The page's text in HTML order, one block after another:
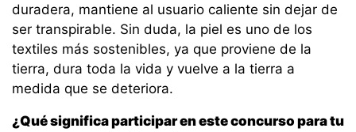
duradera, mantiene al usuario caliente sin dejar de
ser transpirable. Sin duda, la piel es uno de los
textiles más sostenibles, ya que proviene de la
tierra, dura toda la vida y vuelve a la tierra a
medida que se deteriora.
¿Qué significa participar en este concurso para tu